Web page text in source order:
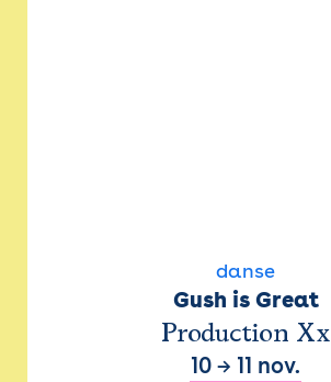
danse
Gush is Great
Production Xx
10 → 11 nov.